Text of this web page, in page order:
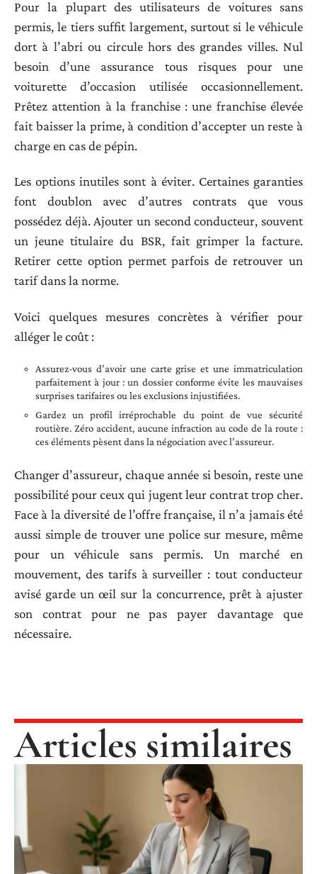
Pour la plupart des utilisateurs de voitures sans
permis, le tiers suffit largement, surtout si le véhicule
dort à l’abri ou circule hors des grandes villes. Nul
besoin d’une assurance tous risques pour une
voiturette d’occasion utilisée occasionnellement.
Prêtez attention à la franchise : une franchise élevée
fait baisser la prime, à condition d’accepter un reste à
charge en cas de pépin.
Les options inutiles sont à éviter. Certaines garanties
font doublon avec d’autres contrats que vous
possédez déjà. Ajouter un second conducteur, souvent
un jeune titulaire du BSR, fait grimper la facture.
Retirer cette option permet parfois de retrouver un
tarif dans la norme.
Voici quelques mesures concrètes à vérifier pour
alléger le coût :
Assurez-vous d’avoir une carte grise et une immatriculation
parfaitement à jour : un dossier conforme évite les mauvaises
surprises tarifaires ou les exclusions injustifiées.
Gardez un profil irréprochable du point de vue sécurité
routière. Zéro accident, aucune infraction au code de la route :
ces éléments pèsent dans la négociation avec l’assureur.
Changer d’assureur, chaque année si besoin, reste une
possibilité pour ceux qui jugent leur contrat trop cher.
Face à la diversité de l’offre française, il n’a jamais été
aussi simple de trouver une police sur mesure, même
pour un véhicule sans permis. Un marché en
mouvement, des tarifs à surveiller : tout conducteur
avisé garde un œil sur la concurrence, prêt à ajuster
son contrat pour ne pas payer davantage que
nécessaire.
Articles similaires